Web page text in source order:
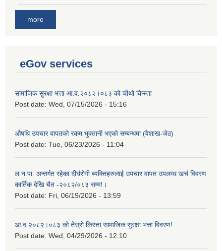
more
eGov services
सामाजिक सुरक्षा भत्ता आ.व.२०८२।०८३ को चौथो किस्ता
Post date: Wed, 07/15/2026 - 15:16
औषधि उपचार वापतको रकम भुक्तानी भएको सम्बन्धमा (वैशाख-जेठ)
Post date: Tue, 06/23/2026 - 11:04
ल.न.पा. अन्तर्गत रहेका दीर्घरोगी ब्यक्तिहरुलाई उपचार वापत उपलव्ध खर्च विवरण
कार्तिक देखि चैत -२०८२/०८३ सम्म!।
Post date: Fri, 06/19/2026 - 13:59
आ.व.२०८२।०८३ को तेस्रो किस्ता सामाजिक सुरक्षा भत्ता विवरण!
Post date: Wed, 04/29/2026 - 12:10